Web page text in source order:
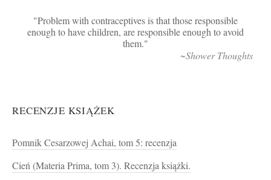
Problem with contraceptives is that those responsible
enough to have children, are responsible enough to avoid
them.
~Shower Thoughts
RECENZJE KSIĄŻEK
Pomnik Cesarzowej Achai, tom 5: recenzja
Cień (Materia Prima, tom 3). Recenzja książki.